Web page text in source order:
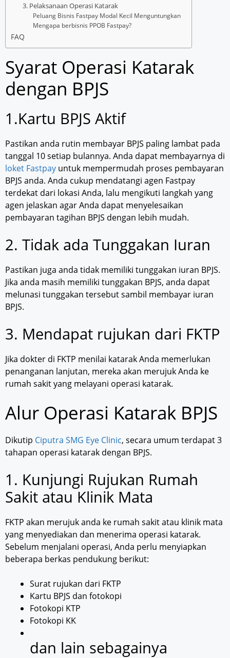
3. Pelaksanaan Operasi Katarak
Peluang Bisnis Fastpay Modal Kecil Menguntungkan
Mengapa berbisnis PPOB Fastpay?
FAQ
Syarat Operasi Katarak
dengan BPJS
1.Kartu BPJS Aktif
Pastikan anda rutin membayar BPJS paling lambat pada
tanggal 10 setiap bulannya. Anda dapat membayarnya di
loket Fastpay untuk mempermudah proses pembayaran
BPJS anda. Anda cukup mendatangi agen Fastpay
terdekat dari lokasi Anda, lalu mengikuti langkah yang
agen jelaskan agar Anda dapat menyelesaikan
pembayaran tagihan BPJS dengan lebih mudah.
2. Tidak ada Tunggakan Iuran
Pastikan juga anda tidak memiliki tunggakan iuran BPJS.
Jika anda masih memiliki tunggakan BPJS, anda dapat
melunasi tunggakan tersebut sambil membayar iuran
BPJS.
3. Mendapat rujukan dari FKTP
Jika dokter di FKTP menilai katarak Anda memerlukan
penanganan lanjutan, mereka akan merujuk Anda ke
rumah sakit yang melayani operasi katarak.
Alur Operasi Katarak BPJS
Dikutip Ciputra SMG Eye Clinic, secara umum terdapat 3
tahapan operasi katarak dengan BPJS.
1. Kunjungi Rujukan Rumah
Sakit atau Klinik Mata
FKTP akan merujuk anda ke rumah sakit atau klinik mata
yang menyediakan dan menerima operasi katarak.
Sebelum menjalani operasi, Anda perlu menyiapkan
beberapa berkas pendukung berikut:
Surat rujukan dari FKTP
Kartu BPJS dan fotokopi
Fotokopi KTP
Fotokopi KK
dan lain sebagainya